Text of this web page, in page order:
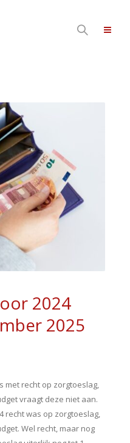
2024
2025
met recht op zorgtoeslag,
vraagt deze niet aan.
recht was op zorgtoeslag,
Wel recht, maar nog